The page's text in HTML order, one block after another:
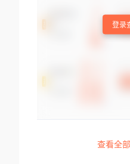
登录
查看全